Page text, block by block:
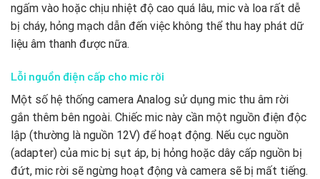
ngấm vào hoặc chịu nhiệt độ cao quá lâu, mic và loa rất dễ
bị cháy, hỏng mạch dẫn đến việc không thể thu hay phát dữ
liệu âm thanh được nữa.
Lỗi nguồn điện cấp cho mic rời
Một số hệ thống camera Analog sử dụng mic thu âm rời
gắn thêm bên ngoài. Chiếc mic này cần một nguồn điện độc
lập (thường là nguồn 12V) để hoạt động. Nếu cục nguồn
(adapter) của mic bị sụt áp, bị hỏng hoặc dây cấp nguồn bị
đứt, mic rời sẽ ngừng hoạt động và camera sẽ bị mất tiếng.